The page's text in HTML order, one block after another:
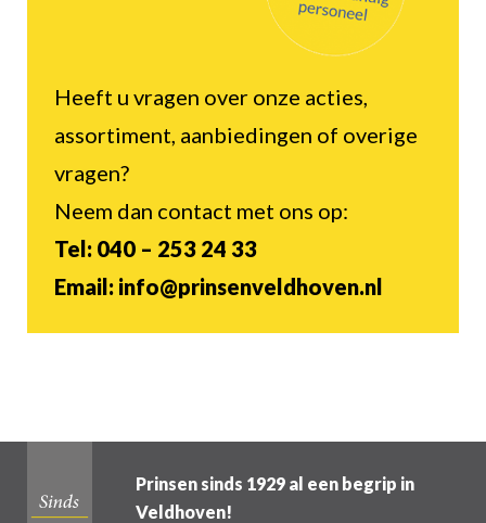
Heeft u vragen over onze acties,
assortiment, aanbiedingen of overige
vragen?
Neem dan contact met ons op:
Tel: 040 – 253 24 33
Email: info@prinsenveldhoven.nl
Prinsen sinds 1929 al een begrip in
Veldhoven!